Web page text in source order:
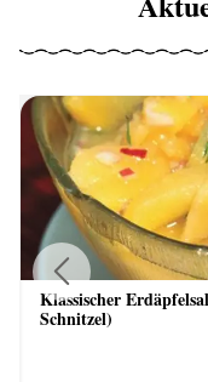
Klassischer
Schnitzel)
Previous